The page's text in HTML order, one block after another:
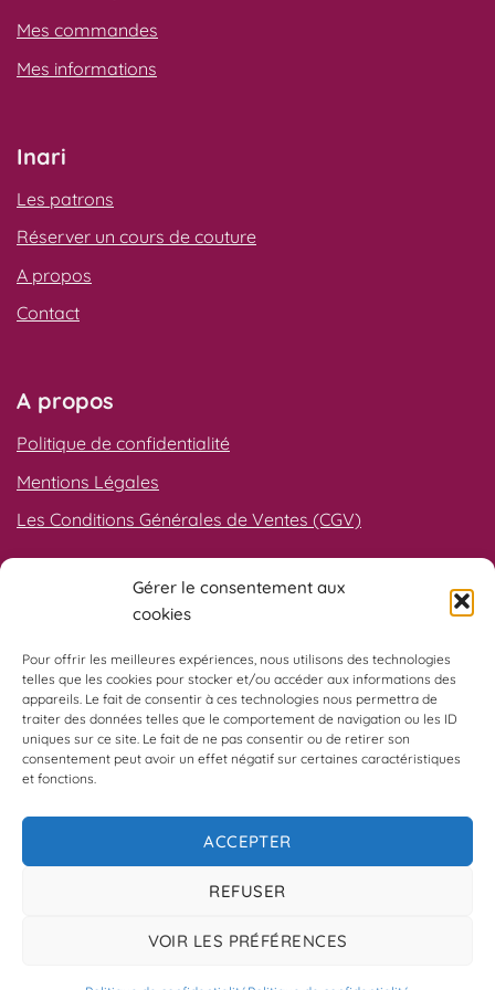
Gérer le consentement aux
cookies
Pour offrir les meilleures expériences, nous utilisons des technologies
telles que les cookies pour stocker et/ou accéder aux informations des
appareils. Le fait de consentir à ces technologies nous permettra de
traiter des données telles que le comportement de navigation ou les ID
uniques sur ce site. Le fait de ne pas consentir ou de retirer son
consentement peut avoir un effet négatif sur certaines caractéristiques
et fonctions.
ACCEPTER
REFUSER
VOIR LES PRÉFÉRENCES
Mes commandes
Mes informations
Inari
Les patrons
Réserver un cours de couture
A propos
Contact
A propos
Politique de confidentialité
Mentions Légales
Les Conditions Générales de Ventes (CGV)